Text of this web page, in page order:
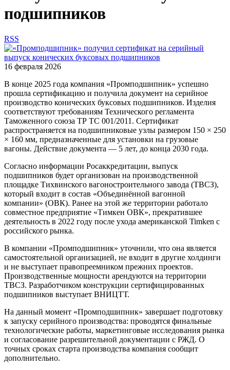
подшипников
RSS
16 февраля 2026
В конце 2025 года компания «Промподшипник» успешно
прошла сертификацию и получила документ на серийное
производство конических буксовых подшипников. Изделия
соответствуют требованиям Технического регламента
Таможенного союза ТР ТС 001/2011. Сертификат
распространяется на подшипниковые узлы размером 150 × 250
× 160 мм, предназначенные для установки на грузовые
вагоны. Действие документа — 5 лет, до конца 2030 года.
Согласно информации Росаккредитации, выпуск
подшипников будет организован на производственной
площадке Тихвинского вагоностроительного завода (ТВСЗ),
который входит в состав «Объединённой вагонной
компании» (ОВК). Ранее на этой же территории работало
совместное предприятие «Тимкен ОВК», прекратившее
деятельность в 2022 году после ухода американской Timken с
российского рынка.
В компании «Промподшипник» уточнили, что она является
самостоятельной организацией, не входит в другие холдинги
и не выступает правопреемником прежних проектов.
Производственные мощности арендуются на территории
ТВСЗ. Разработчиком конструкции сертифицированных
подшипников выступает ВНИЦТТ.
На данный момент «Промподшипник» завершает подготовку
к запуску серийного производства: проводятся финальные
технологические работы, маркетинговые исследования рынка
и согласование разрешительной документации с РЖД. О
точных сроках старта производства компания сообщит
дополнительно.